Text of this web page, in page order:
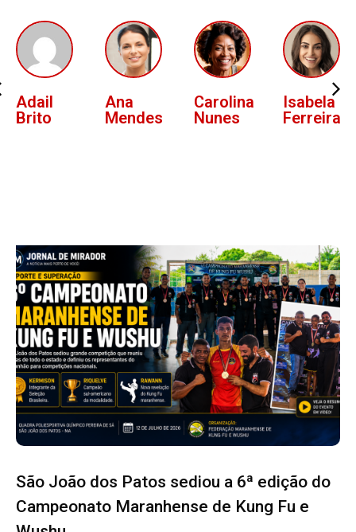
Ana
Mendes
Carolina
Nunes
Isabela
Ferreira
Lucas
Oliveira
São João dos Patos sediou a 6ª edição do
Campeonato Maranhense de Kung Fu e